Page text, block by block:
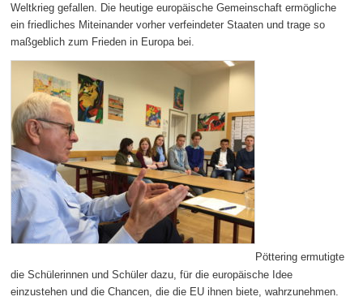
Weltkrieg gefallen. Die heutige europäische Gemeinschaft ermögliche
ein friedliches Miteinander vorher verfeindeter Staaten und trage so
maßgeblich zum Frieden in Europa bei.
Pöttering ermutigte
die Schülerinnen und Schüler dazu, für die europäische Idee
einzustehen und die Chancen, die die EU ihnen biete, wahrzunehmen.